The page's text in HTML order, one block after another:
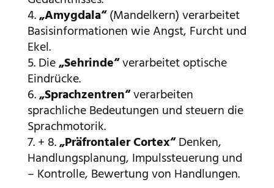
„Amygdala“(Mandelkern) verarbeitet
Basisinformationen wie Angst, Furcht und
Ekel.
Die„Sehrinde“verarbeitet optische
Eindrücke.
„Sprachzentren“verarbeiten
sprachliche Bedeutungen und steuern die
Sprachmotorik.
+ 8.„Präfrontaler Cortex“Denken,
Handlungsplanung, Impulssteuerung und
– Kontrolle, Bewertung von Handlungen.